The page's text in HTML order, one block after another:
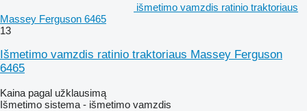
išmetimo vamzdis ratinio traktoriaus
Massey Ferguson 6465
13
Išmetimo vamzdis ratinio traktoriaus Massey Ferguson
6465
Kaina pagal užklausimą
Išmetimo sistema - išmetimo vamzdis